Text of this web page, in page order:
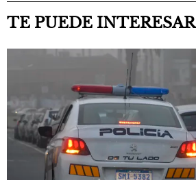
TE PUEDE INTERESAR